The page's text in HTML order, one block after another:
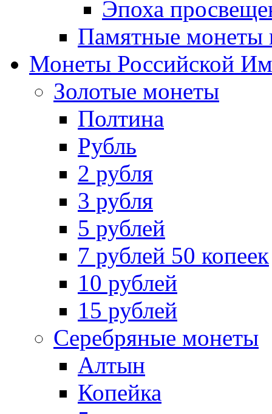
Эпоха
Памятные монеты
Монеты Российской
Золотые монеты
Полтина
Рубль
2 рубля
3 рубля
5 рублей
7 рублей 50 копеек
10 рублей
15 рублей
Серебряные монеты
Алтын
Копейка